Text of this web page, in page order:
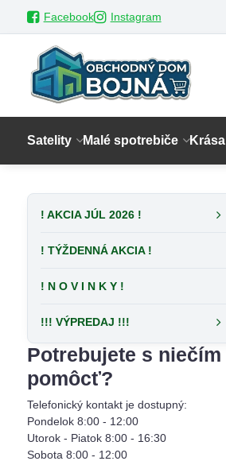
Facebook Instagram
Satelity Malé spotrebiče Krása
! AKCIA JÚL 2026 !
! TÝŽDENNÁ AKCIA !
! N O V I N K Y !
!!! VÝPREDAJ !!!
Potrebujete s niečím
pomôcť?
Telefonický kontakt je dostupný:
Pondelok 8:00 - 12:00
Utorok - Piatok 8:00 - 16:30
Sobota 8:00 - 12:00